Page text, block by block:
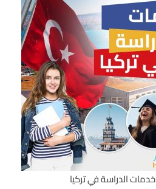
خدمات الدراسة في تركيا